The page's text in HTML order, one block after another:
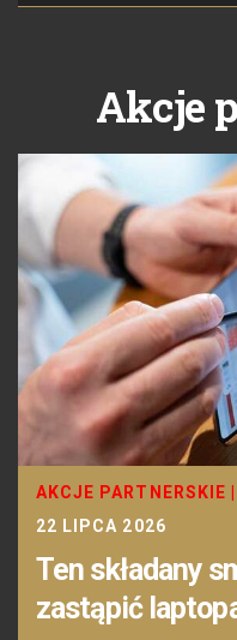
Akcje
AKCJE PARTNERSKIE
22 LIPCA 2026
Ten składany
zastąpić